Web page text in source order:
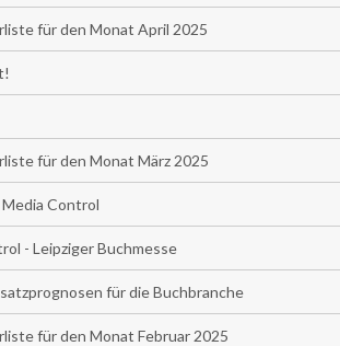
für den Monat April 2025
für den Monat März 2025
Control
- Leipziger Buchmesse
für die Buchbranche
für den Monat Februar 2025